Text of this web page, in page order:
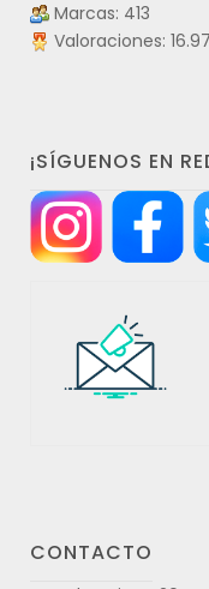
Marcas: 413
Valoraciones:
¡SÍGUENOS EN
CONTACTO